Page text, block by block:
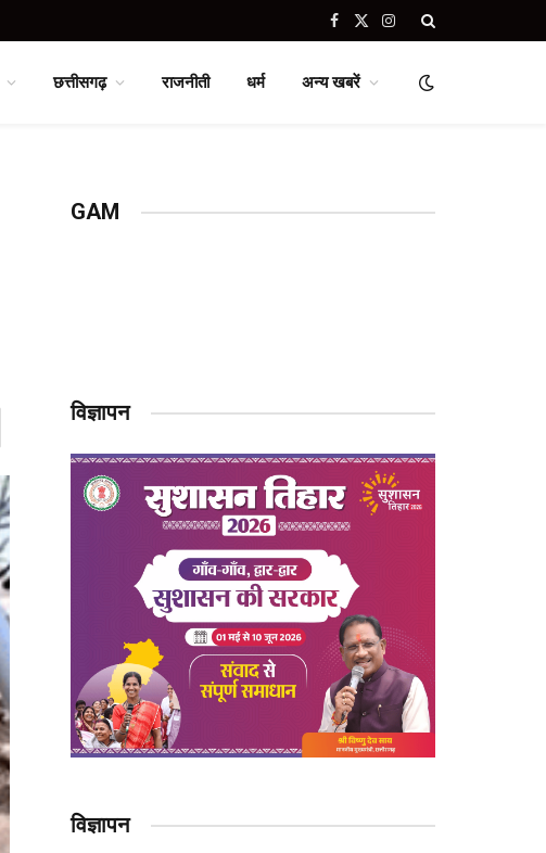
Facebook
X
Instagram
छत्तीसगढ़ राजनीती धर्म अन्य खबरें
GAM
विज्ञापन
विज्ञापन